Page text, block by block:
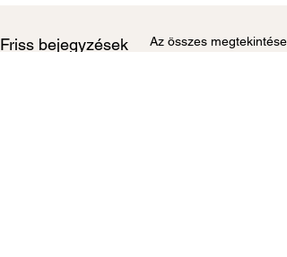
Friss bejegyzések Az összes megtekintése